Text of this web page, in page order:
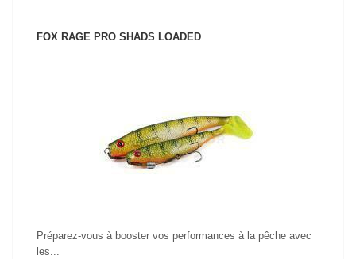
FOX RAGE PRO SHADS LOADED
VOIR LE PRODUIT
Préparez-vous à booster vos performances à la pêche avec
les...